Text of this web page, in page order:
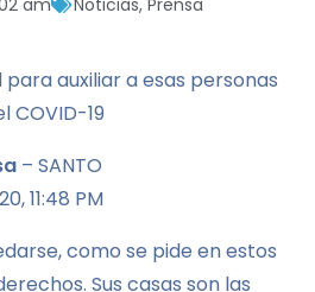
auxiliar a esas personas
COVID-19
– SANTO
11:48 PM
como se pide en estos
Sus casas son las